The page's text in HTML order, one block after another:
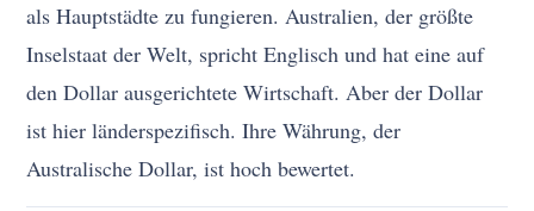
als Hauptstädte zu fungieren. Australien, der größte
Inselstaat der Welt, spricht Englisch und hat eine auf
den Dollar ausgerichtete Wirtschaft. Aber der Dollar
ist hier länderspezifisch. Ihre Währung, der
Australische Dollar, ist hoch bewertet.